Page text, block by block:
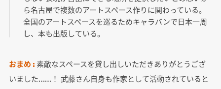
ら名古屋で複数のアートスペース作りに関わっている。
全国のアートスペースを巡るためキャラバンで日本一周
し、本も出版している。
おまめ : 素敵なスペースを貸し出しいただきありがとうござ
いました……！ 武藤さん自身も作家として活動されていると